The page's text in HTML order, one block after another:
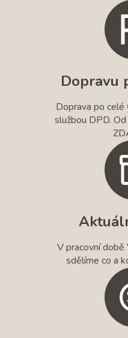
Dopravu
Doprava po celé
službou DPD.
V pracovní
sdělíme co a